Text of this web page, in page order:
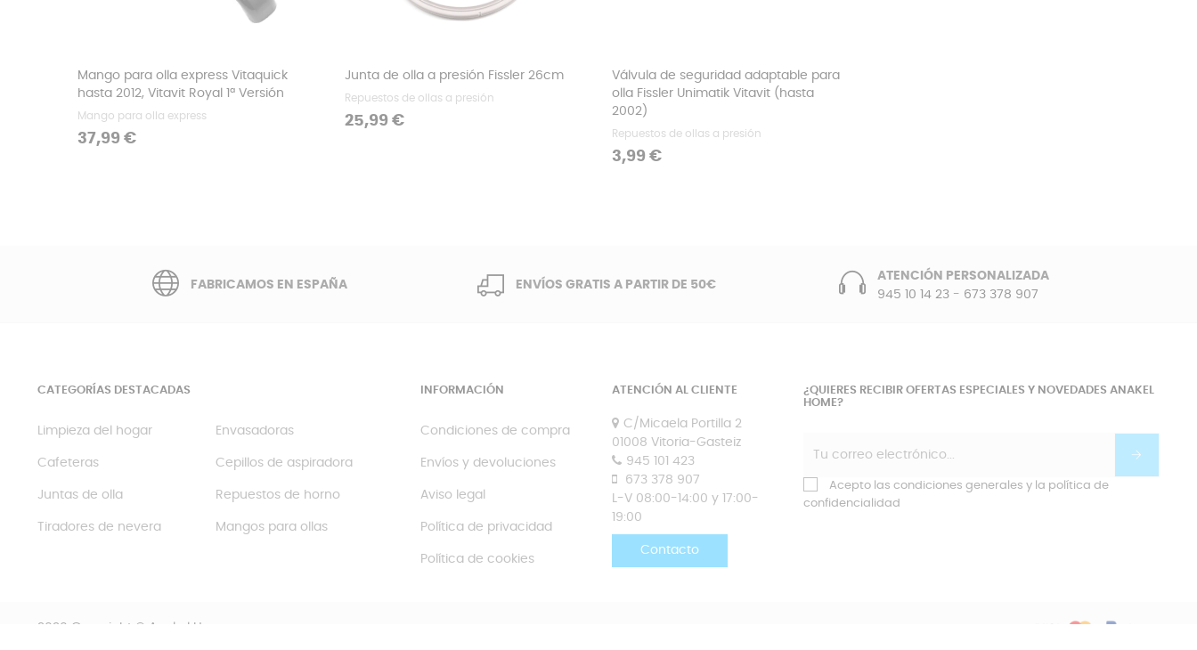
Mango para olla express Vitaquick
hasta 2012, Vitavit Royal 1ª Versión
Mango para olla express
Precio
37,99 €
Junta de olla a presión Fissler 26cm
Repuestos de ollas a presión
Precio
25,99 €
Válvula de seguridad adaptable para
olla Fissler Unimatik Vitavit (hasta
2002)
Repuestos de ollas a presión
Precio
3,99 €
FABRICAMOS EN ESPAÑA ENVÍOS GRATIS A PARTIR DE 50€
ATENCIÓN PERSONALIZADA
945 10 14 23 - 673 378 907
CATEGORÍAS DESTACADAS
Limpieza del hogar Envasadoras
Cafeteras Cepillos de aspiradora
Juntas de olla Repuestos de horno
Tiradores de nevera Mangos para ollas
INFORMACIÓN
Condiciones de compra
Envíos y devoluciones
Aviso legal
Política de privacidad
Política de cookies
ATENCIÓN AL CLIENTE
C/Micaela Portilla 2
01008 Vitoria-Gasteiz
945 101 423
673 378 907
L-V 08:00-14:00 y 17:00-
19:00
Contacto
¿QUIERES RECIBIR OFERTAS ESPECIALES Y NOVEDADES ANAKEL
HOME?
Acepto las condiciones generales y la política de
confidencialidad
2020 Copyright © Anakel Home